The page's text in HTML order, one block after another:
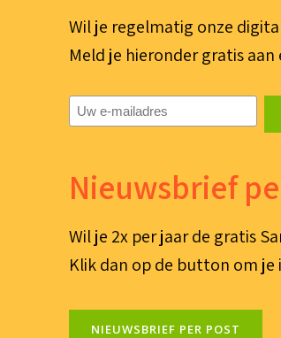
Wil je regelmatig onze
Meld je hieronder gratis
E-
mailadres(Vereist)
Nieuwsbrief
Wil je 2x per jaar de gratis
Klik dan op de button om je
NIEUWSBRIEF PER POST